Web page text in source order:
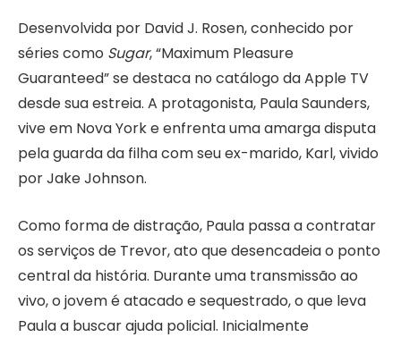
Desenvolvida por David J. Rosen, conhecido por
séries como Sugar, “Maximum Pleasure
Guaranteed” se destaca no catálogo da Apple TV
desde sua estreia. A protagonista, Paula Saunders,
vive em Nova York e enfrenta uma amarga disputa
pela guarda da filha com seu ex-marido, Karl, vivido
por Jake Johnson.
Como forma de distração, Paula passa a contratar
os serviços de Trevor, ato que desencadeia o ponto
central da história. Durante uma transmissão ao
vivo, o jovem é atacado e sequestrado, o que leva
Paula a buscar ajuda policial. Inicialmente